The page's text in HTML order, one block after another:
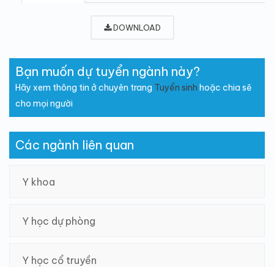
DOWNLOAD
Bạn muốn dự tuyển ngành này?
Hãy xem thông tin ở chuyên trang Tuyển sinh hoặc chia sẽ
cho mọi người
Các ngành liên quan
Y khoa
Y học dự phòng
Y học cổ truyền